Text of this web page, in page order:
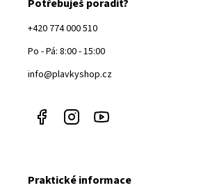
Potřebuješ poradit?
+420 774 000 510
Po - Pá: 8:00 - 15:00
info@plavkyshop.cz
Praktické informace